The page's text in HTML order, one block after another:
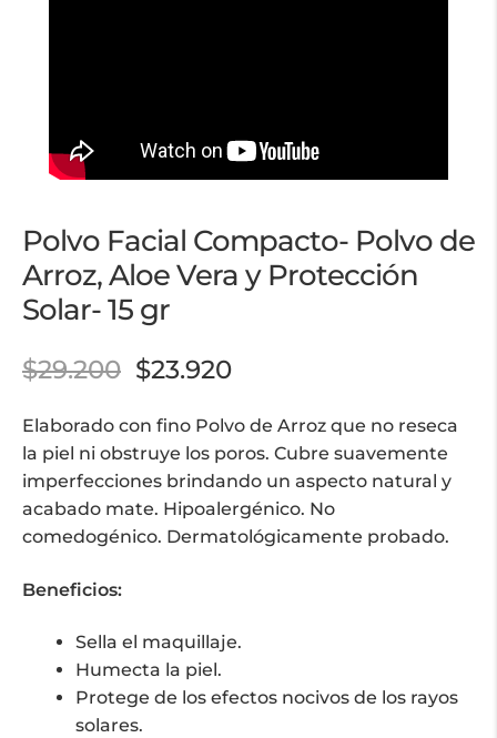
Polvo Facial Compacto- Polvo de
Arroz, Aloe Vera y Protección
Solar- 15 gr
$29.200 $23.920
Elaborado con fino Polvo de Arroz que no reseca
la piel ni obstruye los poros. Cubre suavemente
imperfecciones brindando un aspecto natural y
acabado mate. Hipoalergénico. No
comedogénico. Dermatológicamente probado.
Beneficios:
Sella el maquillaje.
Humecta la piel.
Protege de los efectos nocivos de los rayos
solares.